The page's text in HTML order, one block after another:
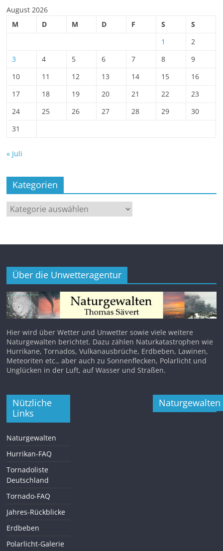
August 2026
M
D M D F S
S
1
2
3
4 5 6 7 8
9
10
11 12 13 14 15
16
17
18 19 20 21 22
23
24
25 26 27 28 29
30
31
« Juli
Kategorien
Kategorien
Über die Unwetteragentur
Hier wird über Wetter und Unwetter sowie viele weitere
Naturgewalten berichtet. Dazu zählen Naturkatastrophen wie
Hurrikane, Tornados, Vulkanausbrüche, Erdbeben, Lawinen,
Meteoriten etc., aber auch zu Sonnenflecken, Polarlicht und
Unglücken in der Luft, auf Wasser und Straßen.
Nützliche
Links
Naturgewalten
Hurrikan-FAQ
Tornadoliste
Deutschland
Tornado-FAQ
Jahres-Rückblicke
Erdbeben
Polarlicht-Galerie
Naturgewalten